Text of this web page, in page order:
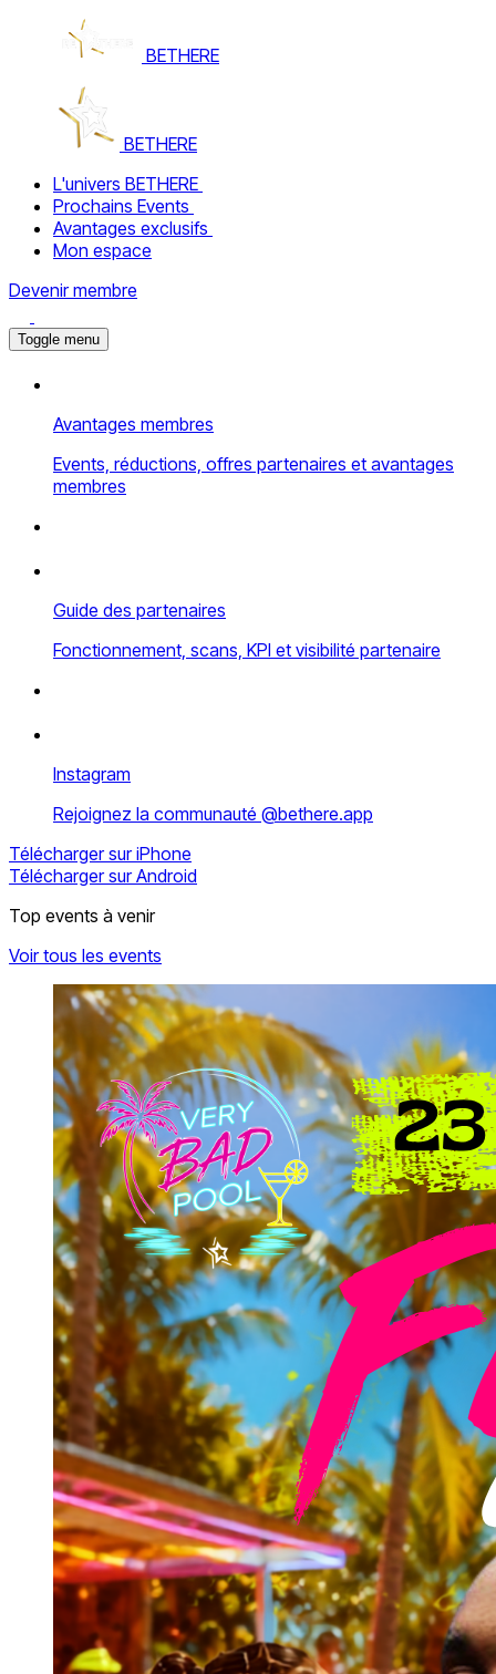
BETHERE
BETHERE
L'univers BETHERE
Prochains Events
Avantages exclusifs
Mon espace
Devenir membre
Toggle menu
Avantages membres
Events, réductions, offres partenaires et avantages
membres
Guide des partenaires
Fonctionnement, scans, KPI et visibilité partenaire
Instagram
Rejoignez la communauté @bethere.app
Télécharger sur iPhone
Télécharger sur Android
Top events à venir
Voir tous les events